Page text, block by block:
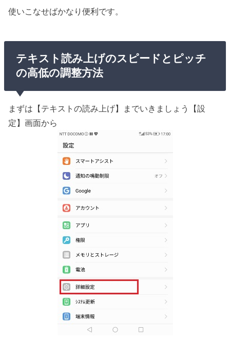
使いこなせばかなり便利です。
テキスト読み上げのスピードとピッチ
の高低の調整方法
まずは【テキストの読み上げ】までいきましょう【設
定】画面から